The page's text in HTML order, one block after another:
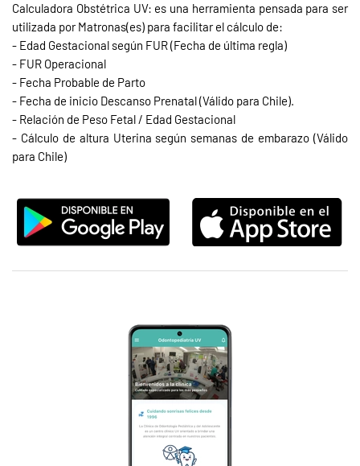
Calculadora Obstétrica UV: es una herramienta pensada para ser
utilizada por Matronas(es) para facilitar el cálculo de:
- Edad Gestacional según FUR (Fecha de última regla)
- FUR Operacional
- Fecha Probable de Parto
- Fecha de inicio Descanso Prenatal (Válido para Chile).
- Relación de Peso Fetal / Edad Gestacional
- Cálculo de altura Uterina según semanas de embarazo (Válido
para Chile)